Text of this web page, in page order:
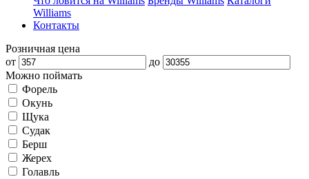
Williams
Контакты
Розничная цена
от
до
Можно поймать
Форель
Окунь
Щука
Судак
Берш
Жерех
Голавль